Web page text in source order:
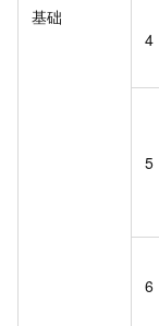
基础
4
5
6